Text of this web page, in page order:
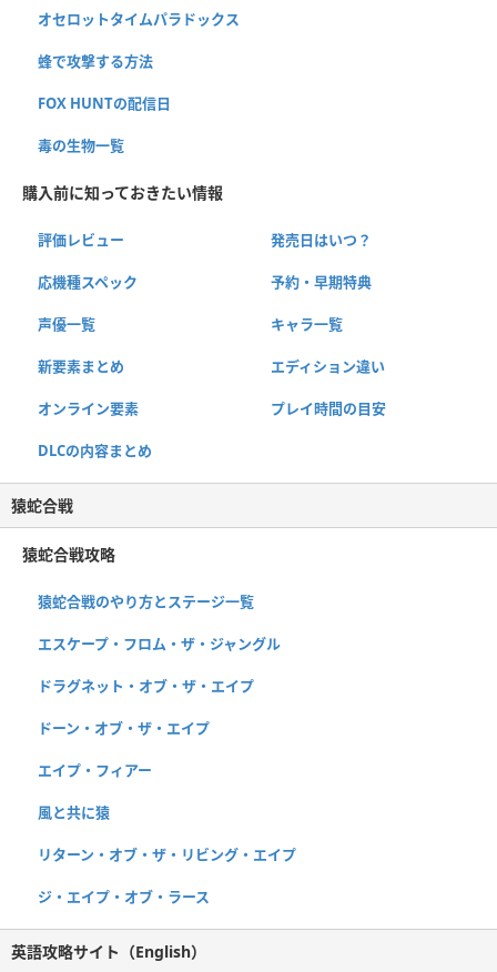
オセロットタイムパラドックス
蜂で攻撃する方法
FOX HUNTの配信日
毒の生物一覧
購入前に知っておきたい情報
評価レビュー 発売日はいつ？
応機種スペック 予約・早期特典
声優一覧 キャラ一覧
新要素まとめ エディション違い
オンライン要素 プレイ時間の目安
DLCの内容まとめ
猿蛇合戦
猿蛇合戦攻略
猿蛇合戦のやり方とステージ一覧
エスケープ・フロム・ザ・ジャングル
ドラグネット・オブ・ザ・エイプ
ドーン・オブ・ザ・エイプ
エイプ・フィアー
風と共に猿
リターン・オブ・ザ・リビング・エイプ
ジ・エイプ・オブ・ラース
英語攻略サイト（English）